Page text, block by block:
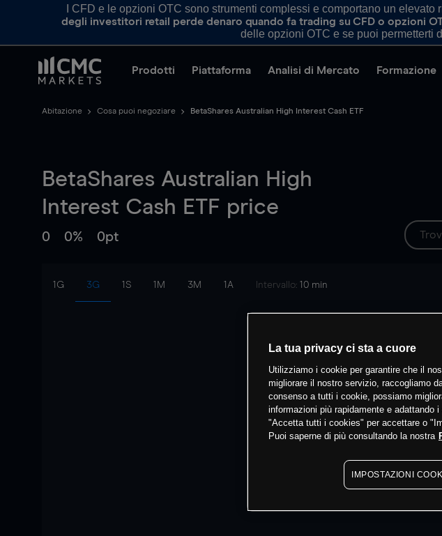
I CFD e le opzioni OTC sono strumenti complessi e comportano un
degli investitori retail perde denaro quando fa trading su CFD o opzioni
delle opzioni OTC e se puoi permetterti
Prodotti Piattaforma Analisi di Mercato Formazione
Abitazione Cosa puoi negoziare BetaShares Australian High Interest Cash ETF
BetaShares Australian High
Interest Cash ETF price
0 0% 0pt
1G 3G 1S 1M 3M 1A Intervallo: 10 min
La tua privacy ci sta a cuore
Utilizziamo i cookie per garantire che il
migliorare il nostro servizio, raccogliamo
consenso a tutti i cookie, possiamo
informazioni più rapidamente e adattando
"Accetta tutti i cookies" per accettare o
Puoi saperne di più consultando la nostra
IMPOSTAZIONI